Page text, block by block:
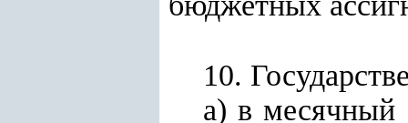
10.
а) в месячный